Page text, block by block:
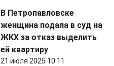
В Петропавловске
женщина подала в суд на
ЖКХ за отказ выделить
ей квартиру
21 июля 2025 10:11